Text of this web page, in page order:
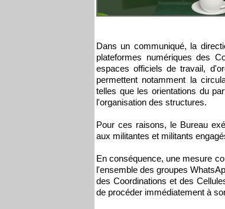
Dans un communiqué, la
plateformes numériques des
espaces officiels de travail,
permettent notamment la
telles que les orientations du
l'organisation des structures.
Pour ces raisons, le Bureau
aux militantes et militants
En conséquence, une mesure
l'ensemble des groupes
des Coordinations et des
de procéder immédiatement à